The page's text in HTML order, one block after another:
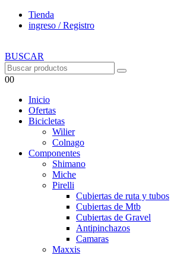
Tienda
ingreso / Registro
BUSCAR
00
Inicio
Ofertas
Bicicletas
Wilier
Colnago
Componentes
Shimano
Miche
Pirelli
Cubiertas de ruta y tubos
Cubiertas de Mtb
Cubiertas de Gravel
Antipinchazos
Camaras
Maxxis